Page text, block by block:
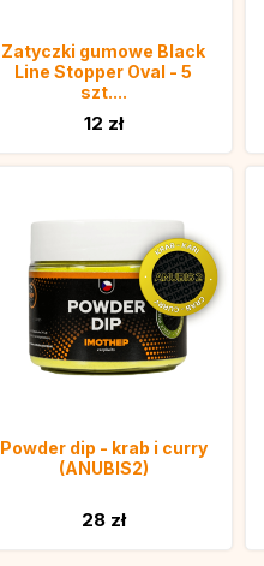
Zatyczki gumowe Black
Line Stopper Oval - 5
szt....
12 zł
Powder dip - krab i curry
(ANUBIS2)
28 zł